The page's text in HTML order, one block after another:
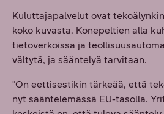
Kuluttajapalvelut ovat
koko kuvasta. Konepeltien alla
tietoverkoissa ja
vältytä, ja sääntelyä tarvitaan.
"On eettisestikin tärkeää, että
nyt sääntelemässä EU-tasolla.